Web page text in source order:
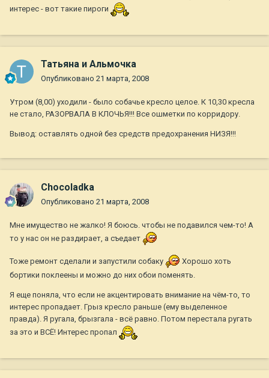
интерес - вот такие пироги
Татьяна и Альмочка
Опубликовано 21 марта, 2008
Утром (8,00) уходили - было собачье кресло целое. К 10,30 кресла
не стало, РАЗОРВАЛА В КЛОЧЬЯ!!! Все ошметки по корридору.
Вывод: оставлять одной без средств предохранения НИЗЯ!!!
Chocoladka
Опубликовано 21 марта, 2008
Мне имущество не жалко! Я боюсь. чтобы не подавился чем-то! А
то у нас он не раздирает, а съедает
Тоже ремонт сделали и запустили собаку
Хорошо хоть
бортики поклеены и можно до них обои поменять.
Я еще поняла, что если не акцентировать внимание на чём-то, то
интерес пропадает. Грыз кресло раньше (ему выделенное
правда). Я ругала, брызгала - всё равно. Потом перестала ругать
за это и ВСЁ! Интерес пропал